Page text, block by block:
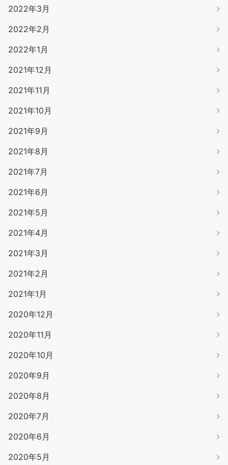
2022年3月
2022年2月
2022年1月
2021年12月
2021年11月
2021年10月
2021年9月
2021年8月
2021年7月
2021年6月
2021年5月
2021年4月
2021年3月
2021年2月
2021年1月
2020年12月
2020年11月
2020年10月
2020年9月
2020年8月
2020年7月
2020年6月
2020年5月